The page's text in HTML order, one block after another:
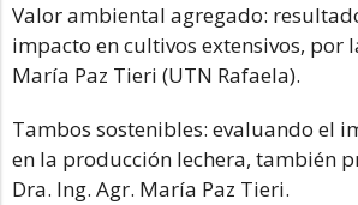
Valor ambiental agregado:
impacto en cultivos extensivos, por
María Paz Tieri (UTN Rafaela).
Tambos sostenibles: evaluando el
en la producción lechera, también
Dra. Ing. Agr. María Paz Tieri.